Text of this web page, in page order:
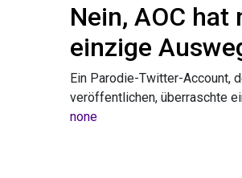
Nein, AOC
einzige
Ein Parodie-Twitter-Account,
veröffentlichen, überraschte
none